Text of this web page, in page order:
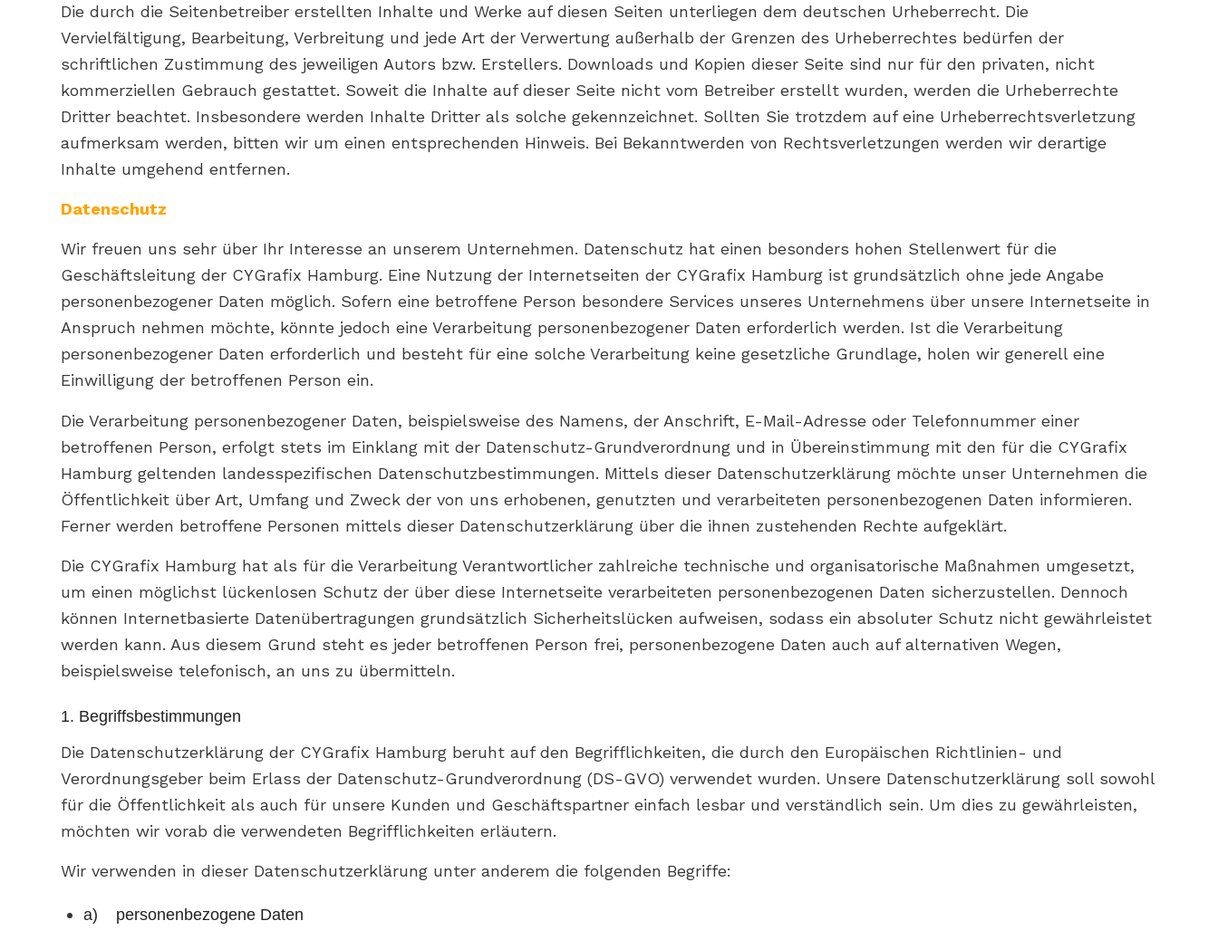
Die durch die Seitenbetreiber erstellten Inhalte und Werke auf diesen Seiten unterliegen dem deutschen Urheberrecht. Die
Vervielfältigung, Bearbeitung, Verbreitung und jede Art der Verwertung außerhalb der Grenzen des Urheberrechtes bedürfen der
schriftlichen Zustimmung des jeweiligen Autors bzw. Erstellers. Downloads und Kopien dieser Seite sind nur für den privaten, nicht
kommerziellen Gebrauch gestattet. Soweit die Inhalte auf dieser Seite nicht vom Betreiber erstellt wurden, werden die Urheberrechte
Dritter beachtet. Insbesondere werden Inhalte Dritter als solche gekennzeichnet. Sollten Sie trotzdem auf eine Urheberrechtsverletzung
aufmerksam werden, bitten wir um einen entsprechenden Hinweis. Bei Bekanntwerden von Rechtsverletzungen werden wir derartige
Inhalte umgehend entfernen.
Datenschutz
Wir freuen uns sehr über Ihr Interesse an unserem Unternehmen. Datenschutz hat einen besonders hohen Stellenwert für die
Geschäftsleitung der CYGrafix Hamburg. Eine Nutzung der Internetseiten der CYGrafix Hamburg ist grundsätzlich ohne jede Angabe
personenbezogener Daten möglich. Sofern eine betroffene Person besondere Services unseres Unternehmens über unsere Internetseite in
Anspruch nehmen möchte, könnte jedoch eine Verarbeitung personenbezogener Daten erforderlich werden. Ist die Verarbeitung
personenbezogener Daten erforderlich und besteht für eine solche Verarbeitung keine gesetzliche Grundlage, holen wir generell eine
Einwilligung der betroffenen Person ein.
Die Verarbeitung personenbezogener Daten, beispielsweise des Namens, der Anschrift, E-Mail-Adresse oder Telefonnummer einer
betroffenen Person, erfolgt stets im Einklang mit der Datenschutz-Grundverordnung und in Übereinstimmung mit den für die CYGrafix
Hamburg geltenden landesspezifischen Datenschutzbestimmungen. Mittels dieser Datenschutzerklärung möchte unser Unternehmen die
Öffentlichkeit über Art, Umfang und Zweck der von uns erhobenen, genutzten und verarbeiteten personenbezogenen Daten informieren.
Ferner werden betroffene Personen mittels dieser Datenschutzerklärung über die ihnen zustehenden Rechte aufgeklärt.
Die CYGrafix Hamburg hat als für die Verarbeitung Verantwortlicher zahlreiche technische und organisatorische Maßnahmen umgesetzt,
um einen möglichst lückenlosen Schutz der über diese Internetseite verarbeiteten personenbezogenen Daten sicherzustellen. Dennoch
können Internetbasierte Datenübertragungen grundsätzlich Sicherheitslücken aufweisen, sodass ein absoluter Schutz nicht gewährleistet
werden kann. Aus diesem Grund steht es jeder betroffenen Person frei, personenbezogene Daten auch auf alternativen Wegen,
beispielsweise telefonisch, an uns zu übermitteln.
1. Begriffsbestimmungen
Die Datenschutzerklärung der CYGrafix Hamburg beruht auf den Begrifflichkeiten, die durch den Europäischen Richtlinien- und
Verordnungsgeber beim Erlass der Datenschutz-Grundverordnung (DS-GVO) verwendet wurden. Unsere Datenschutzerklärung soll sowohl
für die Öffentlichkeit als auch für unsere Kunden und Geschäftspartner einfach lesbar und verständlich sein. Um dies zu gewährleisten,
möchten wir vorab die verwendeten Begrifflichkeiten erläutern.
Wir verwenden in dieser Datenschutzerklärung unter anderem die folgenden Begriffe:
a) personenbezogene Daten